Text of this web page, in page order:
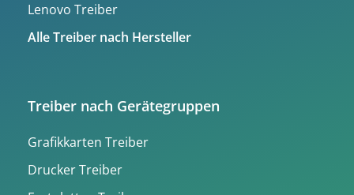
Lenovo Treiber
Alle Treiber nach Hersteller
Treiber nach Gerätegruppen
Grafikkarten Treiber
Drucker Treiber